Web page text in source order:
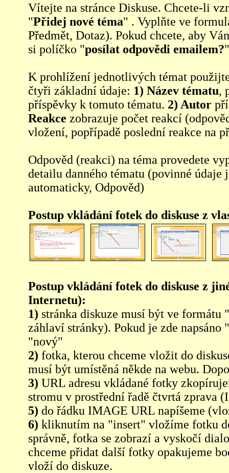
Vítejte na stránce Diskuse. Chcete-li
"Přidej nové téma" . Vyplňte ve
Předmět, Dotaz). Pokud chcete, aby
si políčko "posílat odpovědi emailem?
K prohlížení jednotlivých témat
čtyři základní údaje: 1) Název tématu,
příspěvky k tomuto tématu. 2) Autor
Reakce zobrazuje počet reakcí
vložení, popřípadě poslední reakce na
Odpověd (reakci) na téma provedete
detailu danného tématu (povinné údaje
automaticky, Odpověd)
Postup vkládání fotek do diskuse z
Postup vkládání fotek do diskuse z
Internetu):
1) stránka diskuze musí být ve
záhlaví stránky). Pokud je zde
"nový"
2) fotka, kterou chceme vložit do
musí být umístěná někde na webu.
3) URL adresu vkládané fotky
stromu v prostřední řadě čtvrtá zprava
5) do řádku IMAGE URL napíšeme
6) kliknutím na "insert" vložíme fotku
správně, fotka se zobrazí a vyskočí
chceme přidat další fotky opakujeme
vloží do diskuze.